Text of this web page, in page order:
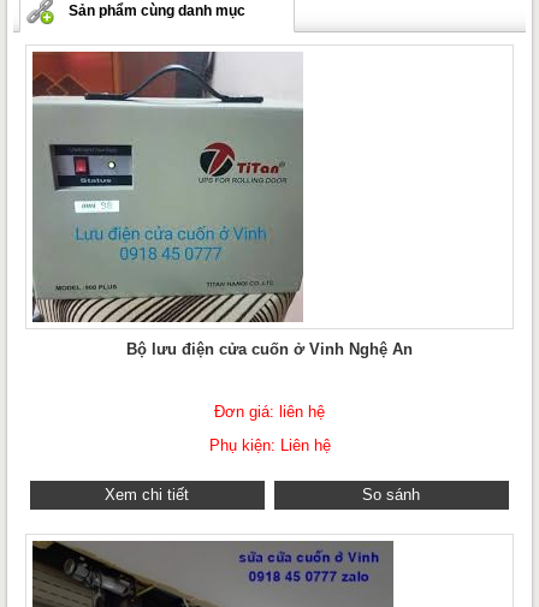
Sản phẩm cùng danh mục
Bộ lưu điện cửa cuốn ở Vinh Nghệ An
Đơn giá: liên hệ
Phụ kiện: Liên hệ
Xem chi tiết So sánh